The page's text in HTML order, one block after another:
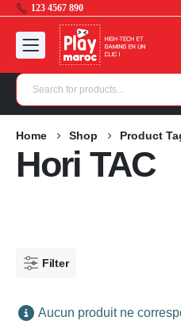
123 4567 890
Home Shop Product
Hori TAC
Filter
Aucun produit ne